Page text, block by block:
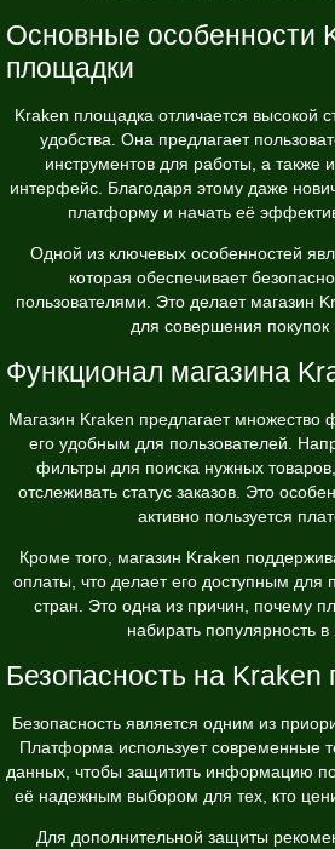
Основные особенности
площадки
Kraken площадка отличается высокой
удобства. Она предлагает
инструментов для работы, а также
интерфейс. Благодаря этому даже
платформу и начать её
Одной из ключевых особенностей
которая обеспечивает
пользователями. Это делает магазин
для совершения покупок
Функционал магазина
Магазин Kraken предлагает множество
его удобным для пользователей.
фильтры для поиска нужных
отслеживать статус заказов. Это
активно пользуется
Кроме того, магазин Kraken
оплаты, что делает его доступным для
стран. Это одна из причин, почему
набирать популярность в
Безопасность на Kraken
Безопасность является одним из
Платформа использует современные
данных, чтобы защитить информацию
её надежным выбором для тех, кто
Для дополнительной защиты